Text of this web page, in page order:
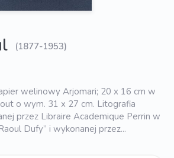
(1877-1953)
welinowy Arjomari; 20 x 16 cm w
o wym. 31 x 27 cm. Litografia
przez Libraire Academique Perrin w
Dufy” i wykonanej przez...